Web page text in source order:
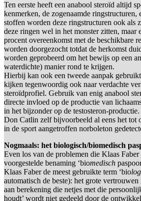
Ten eerste heeft een anabool steroïd altijd
kenmerken, de zogenaamde ringstructuren,
stoffen worden deze ringstructuren ook als
deze ringen wel in het monster zitten, maar
procent overeenkomst met de beschikbare
worden doorgezocht totdat de herkomst
worden geprobeerd om het bewijs op een
waterdichte) manier rond te krijgen.
Hierbij kan ook een tweede aanpak
kijken tegenwoordig ook naar verdachte
steroïdprofiel. Gebruik van enig anabool
directe invloed op de productie van
in het bijzonder op de testosteron-
Don Catlin zelf bijvoorbeeld al eens het tot
in de sport aangetroffen norboleton
Nogmaals: het biologisch/biomedisch
Even los van de problemen die Klaas
voorgestelde benaming ‘biomedisch
Klaas Faber de meest gebruikte term ‘bio
automatisch de beste): het grote vertrouwen
aan berekening die netjes met die
houdt’ wordt niet gedeeld door de